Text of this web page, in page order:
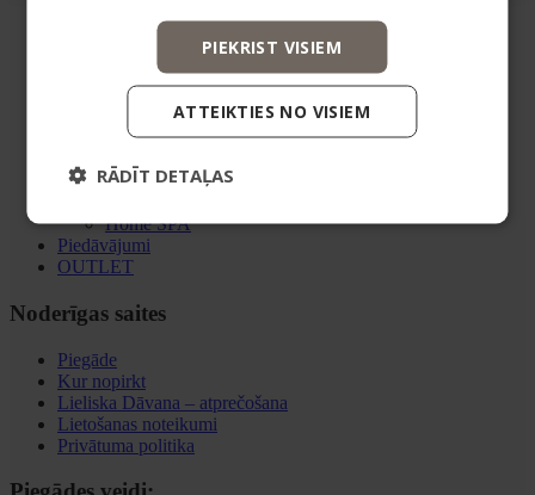
Sejas ādai
Higiēnai
Vannai un SPA
DERMA+
Smiltsērkšķu līnija
Home SPA
Piedāvājumi
OUTLET
Noderīgas saites
Piegāde
Kur nopirkt
Lieliska Dāvana – atprečošana
Lietošanas noteikumi
Privātuma politika
PIEKRIST VISIEM
ATTEIKTIES NO VISIEM
RĀDĪT DETAĻAS